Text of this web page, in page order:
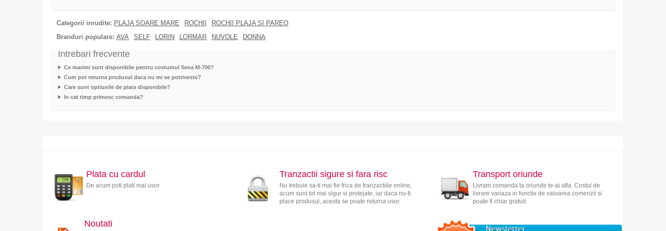
Categorii inrudite: PLAJA SOARE MARE ROCHII
ROCHII PLAJA SI PAREO
Branduri populare: AVA SELF LORIN LORMAR NUVOLE DONNA
Intrebari frecvente
Ce marimi sunt disponibile pentru costumul Sena M-700?
Cum pot returna produsul daca nu mi se potriveste?
Care sunt optiunile de plata disponibile?
In cat timp primesc comanda?
Plata cu cardul
De acum poti plati mai usor
Tranzactii sigure si fara risc
Nu trebuie sa-ti mai fie frica de tranzactiile online,
acum sunt tot mai sigur si protejate, iar daca nu-ti
place produsul, acesta se poate returna usor.
Transport oriunde
Livram comanda ta oriunde te-ai afla. Costul de
livrare variaza in functie de valoarea comenzii si
poate fi chiar gratuit.
Noutati
Newsletter